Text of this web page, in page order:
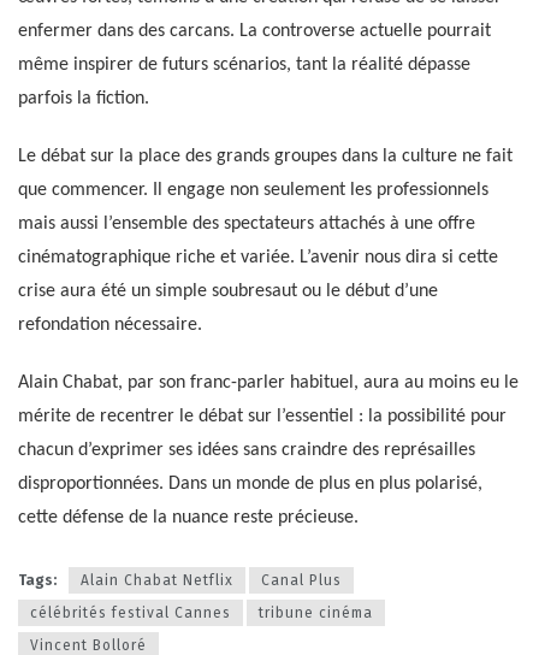
enfermer dans des carcans. La controverse actuelle pourrait
même inspirer de futurs scénarios, tant la réalité dépasse
parfois la fiction.
Le débat sur la place des grands groupes dans la culture ne fait
que commencer. Il engage non seulement les professionnels
mais aussi l’ensemble des spectateurs attachés à une offre
cinématographique riche et variée. L’avenir nous dira si cette
crise aura été un simple soubresaut ou le début d’une
refondation nécessaire.
Alain Chabat, par son franc-parler habituel, aura au moins eu le
mérite de recentrer le débat sur l’essentiel : la possibilité pour
chacun d’exprimer ses idées sans craindre des représailles
disproportionnées. Dans un monde de plus en plus polarisé,
cette défense de la nuance reste précieuse.
Tags: Alain Chabat Netflix
Canal Plus
célébrités festival Cannes
tribune cinéma
Vincent Bolloré